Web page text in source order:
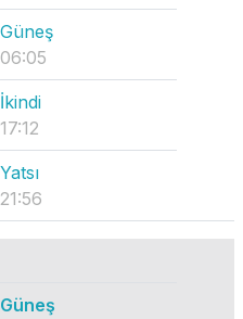
Güneş
06:05
İkindi
17:12
Yatsı
21:56
Güneş